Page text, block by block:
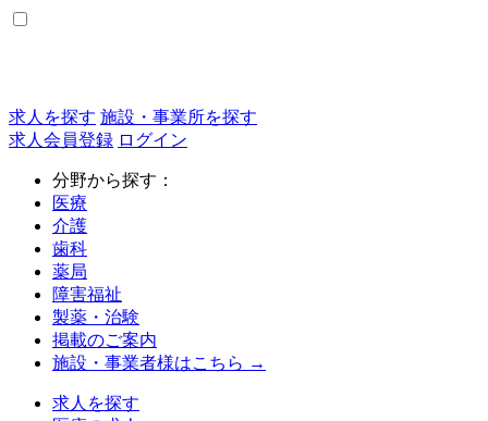
求人を探す 施設・事業所を探す
求人会員登録 ログイン
分野から探す：
医療
介護
歯科
薬局
障害福祉
製薬・治験
掲載のご案内
施設・事業者様はこちら →
求人を探す